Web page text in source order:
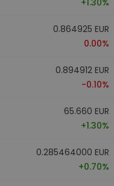
0.864925 EUR
0.00%
0.894912 EUR
-0.10%
65.660 EUR
+1.30%
0.285464000 EUR
+0.70%